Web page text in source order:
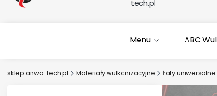
tech.pl
Menu ABC
sklep.anwa-tech.pl Materiały wulkanizacyjne Łaty uniwersalne